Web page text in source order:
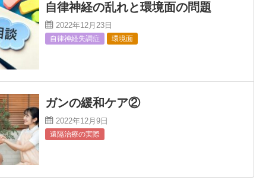
自律神経の乱れと環境面の問題
2022年12月23日
自律神経失調症 環境面
ガンの緩和ケア②
2022年12月9日
遠隔治療の実際